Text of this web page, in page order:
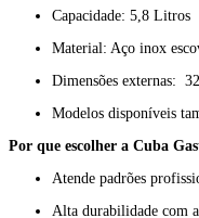
Capacidade: 5,8 Litros
Material: Aço inox
Dimensões externas:
Modelos disponíveis
Por que escolher a Cuba
Atende padrões
Alta durabilidade com